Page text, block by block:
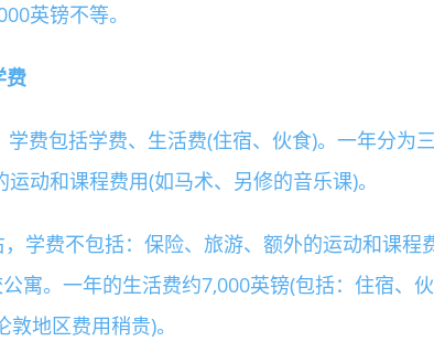
英镑不等。
费包括学费、生活费(住宿、伙食)。一年分为
运动和课程费用(如马术、另修的音乐课)。
学费不包括：保险、旅游、额外的运动和课程
寓。一年的生活费约7,000英镑(包括：住宿、伙
地区费用稍贵)。